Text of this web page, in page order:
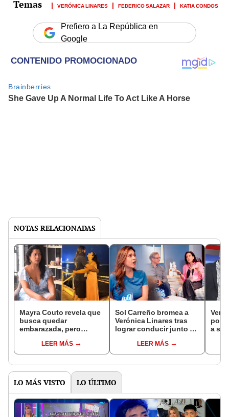
VERÓNICA LINARES FEDERICO SALAZAR KATIA CONDOS
Prefiero a La República en
Google
NOTAS RELACIONADAS
Mayra Couto revela que
busca quedar
embarazada, pero
dificultades: "No creas
que es tan fácil"
LEER MÁS
Sol Carreño bromea a
Verónica Linares tras
lograr conducir junto a
“Estabas serruchando”
LEER MÁS
por
a
LO MÁS VISTO LO ÚLTIMO